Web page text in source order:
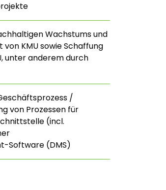
Wachstums und
KMU sowie Schaffung
unter anderem durch
/
von Prozessen für
(incl.
Software (DMS)